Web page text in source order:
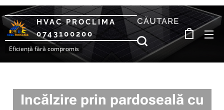
HVAC PROCLIMA
0743100200
Eficiență fără compromis
CĂUTARE
Incălzire prin pardoseală cu